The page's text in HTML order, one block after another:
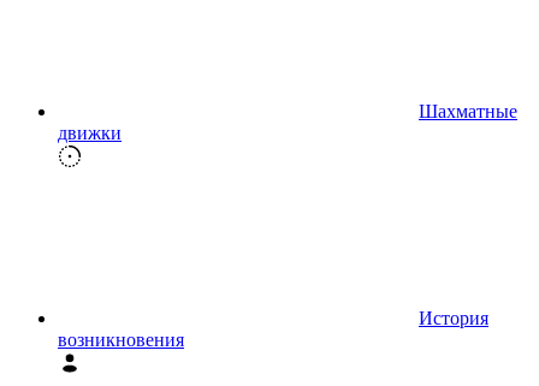
Шахматные
движки
История
возникновения